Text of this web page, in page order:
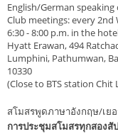
English/German speaking
Club meetings: every 2nd
6:30 - 8:00 p.m. in the
Hyatt Erawan, 494
Lumphini, Pathumwan,
10330
(Close to BTS station Chit
สโมสรพูดภาษาอังกฤษ/เย
การประชุมสโมสรทุกสองสั